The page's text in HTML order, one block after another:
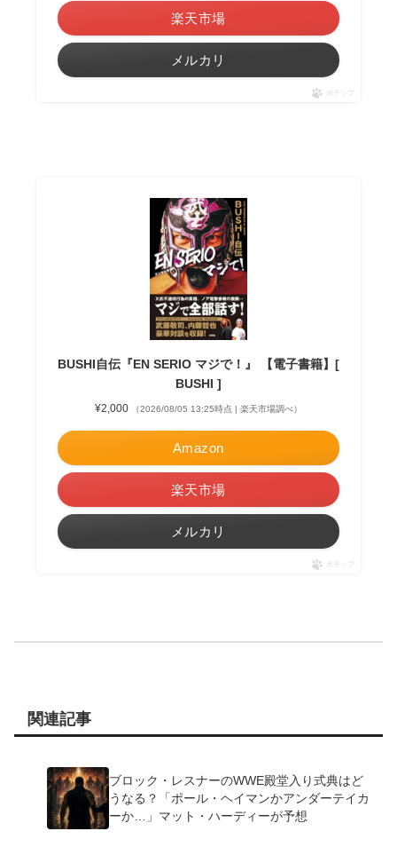
楽天市場
メルカリ
ポチップ
BUSHI自伝『EN SERIO マジで！』 【電子書籍】[
BUSHI ]
¥2,000 （2026/08/05 13:25時点 | 楽天市場調べ）
Amazon
楽天市場
メルカリ
ポチップ
関連記事
ブロック・レスナーのWWE殿堂入り式典はど
うなる？「ポール・ヘイマンかアンダーテイカ
ーか…」マット・ハーディーが予想